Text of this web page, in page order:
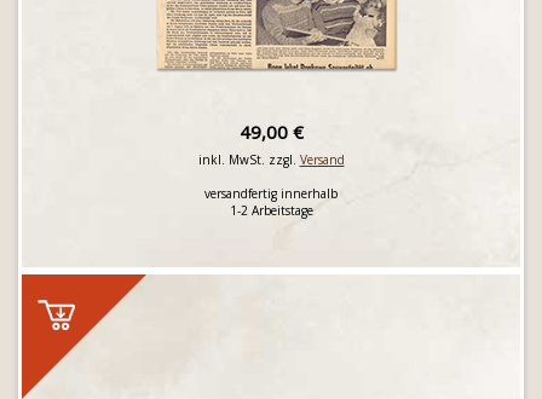
49,00 €
inkl. MwSt. zzgl. Versand
versandfertig innerhalb
1-2 Arbeitstage